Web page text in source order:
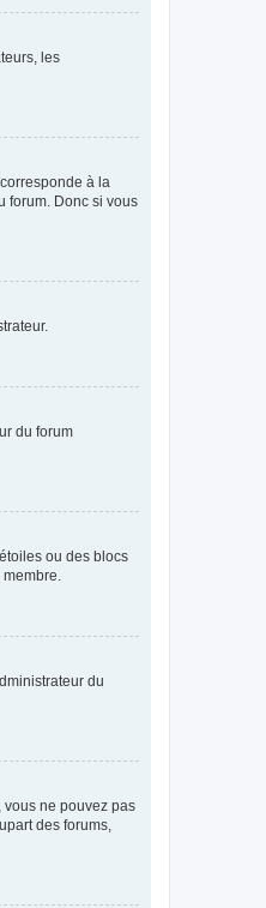
les
à la
forum. Donc si vous
du forum
ou des blocs
membre.
du
vous ne pouvez pas
des forums,